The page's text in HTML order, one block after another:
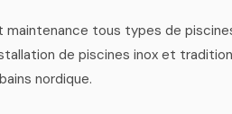
tous types de
de piscines inox et
nordique.